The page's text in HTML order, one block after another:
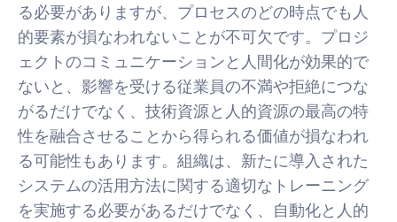
る必要がありますが、プロセスのどの時点でも人
的要素が損なわれないことが不可欠です。プロジ
ェクトのコミュニケーションと人間化が効果的で
ないと、影響を受ける従業員の不満や拒絶につな
がるだけでなく、技術資源と人的資源の最高の特
性を融合させることから得られる価値が損なわれ
る可能性もあります。組織は、新たに導入された
システムの活用方法に関する適切なトレーニング
を実施する必要があるだけでなく、自動化と人的